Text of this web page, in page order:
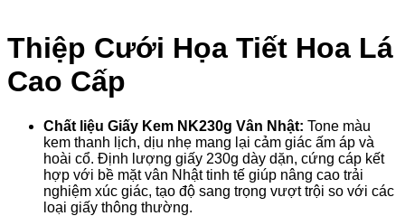
Thiệp Cưới Họa Tiết Hoa Lá
Cao Cấp
Chất liệu Giấy Kem NK230g Vân Nhật: Tone màu
kem thanh lịch, dịu nhẹ mang lại cảm giác ấm áp và
hoài cổ. Định lượng giấy 230g dày dặn, cứng cáp kết
hợp với bề mặt vân Nhật tinh tế giúp nâng cao trải
nghiệm xúc giác, tạo độ sang trọng vượt trội so với các
loại giấy thông thường.